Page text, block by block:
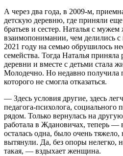
А через два года, в 2009-м,
детскую деревню, где приняли
братьев и сестер. Наталья с
взаимопонимании, чем делились
2021 году на семью обрушилось
семейства. Тогда Наталья
деревни и вместе с детьми стала
Молодечно. Но недавно получила
которого не смогла отказаться.
— Здесь условия другие, здесь
педагога-психолога, социального
рядом. Только вернулась на
работала в Ждановичах, теперь —
осталась одна, было очень
вытянули. Да, без опоры нелегко,
такая, — вздыхает женщина.